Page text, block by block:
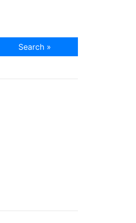
Search »